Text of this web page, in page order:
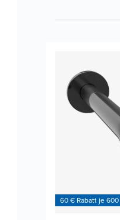
60 € Rabatt je